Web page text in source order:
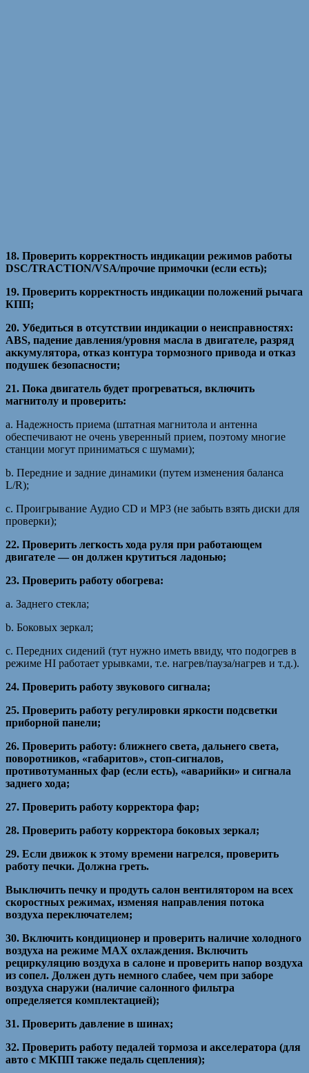
18. Проверить корректность индикации режимов работы
DSC/TRACTION/VSA/прочие примочки (если есть);
19. Проверить корректность индикации положений рычага
КПП;
20. Убедиться в отсутствии индикации о неисправностях:
ABS, падение давления/уровня масла в двигателе, разряд
аккумулятора, отказ контура тормозного привода и отказ
подушек безопасности;
21. Пока двигатель будет прогреваться, включить
магнитолу и проверить:
a. Надежность приема (штатная магнитола и антенна
обеспечивают не очень уверенный прием, поэтому многие
станции могут приниматься с шумами);
b. Передние и задние динамики (путем изменения баланса
L/R);
c. Проигрывание Аудио CD и MP3 (не забыть взять диски для
проверки);
22. Проверить легкость хода руля при работающем
двигателе — он должен крутиться ладонью;
23. Проверить работу обогрева:
a. Заднего стекла;
b. Боковых зеркал;
c. Передних сидений (тут нужно иметь ввиду, что подогрев в
режиме HI работает урывками, т.е. нагрев/пауза/нагрев и т.д.).
24. Проверить работу звукового сигнала;
25. Проверить работу регулировки яркости подсветки
приборной панели;
26. Проверить работу: ближнего света, дальнего света,
поворотников, «габаритов», стоп-сигналов,
противотуманных фар (если есть), «аварийки» и сигнала
заднего хода;
27. Проверить работу корректора фар;
28. Проверить работу корректора боковых зеркал;
29. Если движок к этому времени нагрелся, проверить
работу печки. Должна греть.
Выключить печку и продуть салон вентилятором на всех
скоростных режимах, изменяя направления потока
воздуха переключателем;
30. Включить кондиционер и проверить наличие холодного
воздуха на режиме МАХ охлаждения. Включить
рециркуляцию воздуха в салоне и проверить напор воздуха
из сопел. Должен дуть немного слабее, чем при заборе
воздуха снаружи (наличие салонного фильтра
определяется комплектацией);
31. Проверить давление в шинах;
32. Проверить работу педалей тормоза и акселератора (для
авто с МКПП также педаль сцепления);